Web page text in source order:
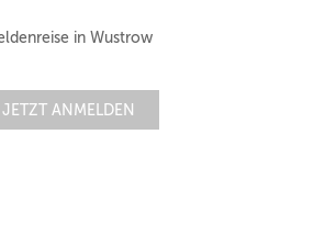
in Wustrow
JETZT ANMELDEN